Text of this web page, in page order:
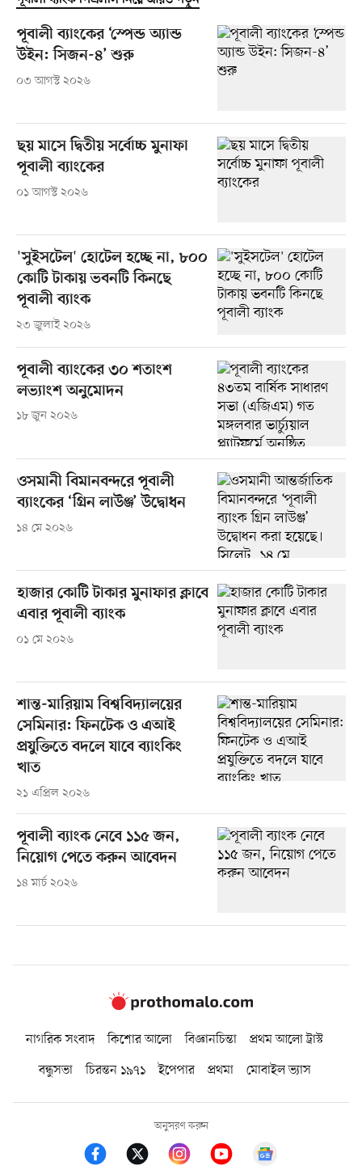
পূবালী ব্যাংকের ‘স্পেন্ড অ্যান্ড
উইন: সিজন-৪’ শুরু
০৩ আগস্ট ২০২৬
ছয় মাসে দ্বিতীয় সর্বোচ্চ মুনাফা
পূবালী ব্যাংকের
০১ আগস্ট ২০২৬
'সুইসটেল' হোটেল হচ্ছে না, ৮০০
কোটি টাকায় ভবনটি কিনছে
পূবালী ব্যাংক
২৩ জুলাই ২০২৬
পূবালী ব্যাংকের ৩০ শতাংশ
লভ্যাংশ অনুমোদন
১৮ জুন ২০২৬
ওসমানী বিমানবন্দরে পূবালী
ব্যাংকের ‘গ্রিন লাউঞ্জ’ উদ্বোধন
১৪ মে ২০২৬
হাজার কোটি টাকার মুনাফার ক্লাবে
এবার পূবালী ব্যাংক
০১ মে ২০২৬
শান্ত-মারিয়াম বিশ্ববিদ্যালয়ের
সেমিনার: ফিনটেক ও এআই
প্রযুক্তিতে বদলে যাবে ব্যাংকিং
খাত
২১ এপ্রিল ২০২৬
পূবালী ব্যাংক নেবে ১১৫ জন,
নিয়োগ পেতে করুন আবেদন
১৪ মার্চ ২০২৬
নাগরিক সংবাদ কিশোর আলো বিজ্ঞানচিন্তা
প্রথম আলো ট্রাস্ট
বন্ধুসভা
চিরন্তন ১৯৭১ ইপেপার প্রথমা মোবাইল ভ্যাস
অনুসরণ করুন